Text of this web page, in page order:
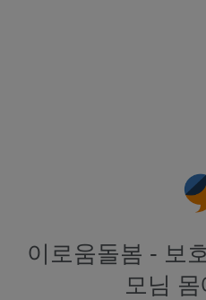
이로움돌봄 - 보
모님